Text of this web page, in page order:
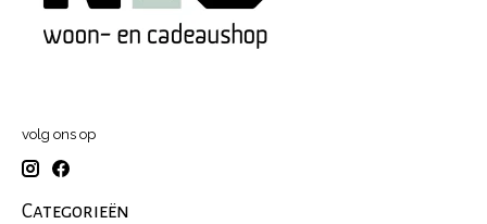
volg ons op
Categorieën